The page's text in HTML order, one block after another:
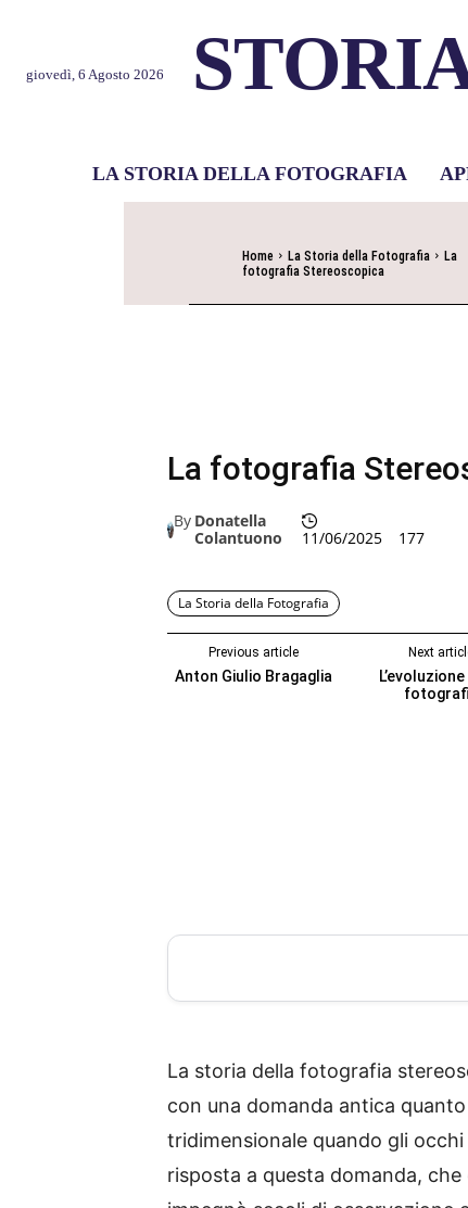
giovedì, 6 Agosto 2026
LA STORIA DELLA FOTOGRAFIA
Home La Storia della Fotografia
La
fotografia Stereoscopica
La fotografia
By Donatella
Colantuono
11/06/2025 177
La Storia della Fotografia
Previous article
Anton Giulio Bragaglia
Next
La storia della fotografia
con una domanda antica
tridimensionale quando gli
risposta a questa domanda,